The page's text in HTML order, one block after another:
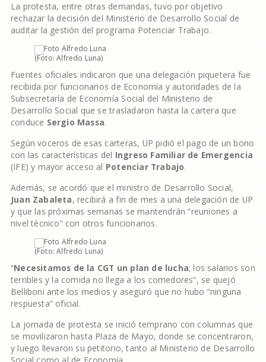
La protesta, entre otras demandas, tuvo por objetivo
rechazar la decisión del Ministerio de Desarrollo Social de
auditar la gestión del programa Potenciar Trabajo.
(Foto: Alfredo Luna)
Fuentes oficiales indicaron que una delegación piquetera fue
recibida por funcionarios de Economía y autoridades de la
Subsecretaría de Economía Social del Ministerio de
Desarrollo Social que se trasladaron hasta la cartera que
conduce Sergio Massa.
Según voceros de esas carteras, UP pidió el pago de un bono
con las características del Ingreso Familiar de Emergencia
(IFE) y mayor acceso al Potenciar Trabajo.
Además, se acordó que el ministro de Desarrollo Social,
Juan Zabaleta, recibirá a fin de mes a una delegación de UP
y que las próximas semanas se mantendrán “reuniones a
nivel técnico” con otros funcionarios.
(Foto: Alfredo Luna)
“Necesitamos de la CGT un plan de lucha; los salarios son
terribles y la comida no llega a los comedores”, se quejó
Belliboni ante los medios y aseguró que no hubo “ninguna
respuesta” oficial.
La jornada de protesta se inició temprano con columnas que
se movilizaron hasta Plaza de Mayo, donde se concentraron,
y luego llevaron su petitorio, tanto al Ministerio de Desarrollo